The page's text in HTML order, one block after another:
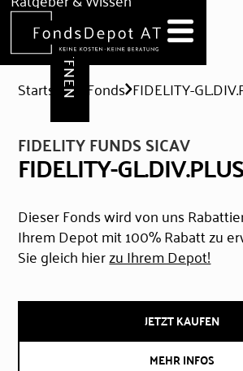
Hilfe & Formulare
DEPOT ERÖFFNEN
Startseite Fonds FIDELITY-
FIDELITY FUNDS SICAV
FIDELITY-
Dieser Fonds wird von uns
Ihrem Depot mit 100% Rabatt zu
Sie gleich hierzu Ihrem Depot!
JETZT KAUFEN
MEHR INFOS